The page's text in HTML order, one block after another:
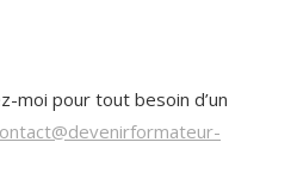
moi pour tout besoin d’un